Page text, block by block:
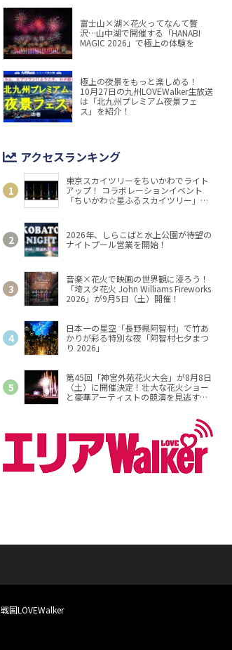
富士山×湖×花火ってなんて贅
沢…山中湖で開催する「HANABI
MAGIC 2026」で極上の体験を
極上の夜景をもっと楽しめる！
10月27日の九州LOVEWalker生放送
は「北九州プレミアム夜景フェ
ス」を紹介！
アクセスランキング
東京スカイツリーをちいかわでライト
アップ！ コラボレーションイベント
「ちいかわ☆星ふるスカイツリー」開
2026年、しらこばと水上公園が待望の
ナイトプール営業を開始！
音楽×花火で映画の世界観に浸ろう！
「埼スタ花火 John Williams Fireworks
2026」が9月5日（土）開催！
日本一の星空「長野県阿智村」で竹あ
かりが彩る特別な夜「阿智村七夕まつ
り 2026」
第45回「神宮外苑花火大会」が8月8日
（土）に開催決定！壮大な花火ショー
と豪華アーティストの競演を見逃す
戦国LOVEWalker